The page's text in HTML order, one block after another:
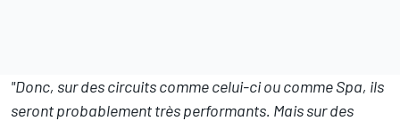
"Donc, sur des circuits comme celui-ci ou comme Spa, ils
seront probablement très performants. Mais sur des